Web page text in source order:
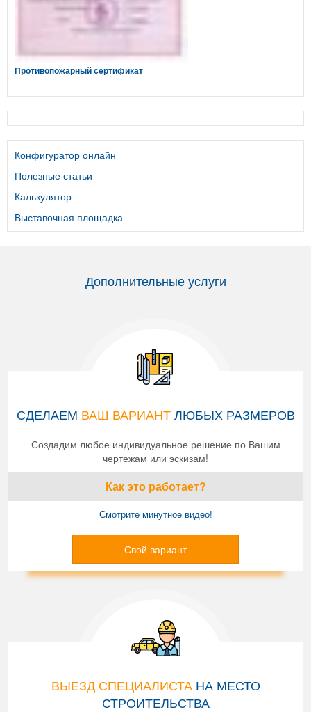
Противопожарный сертификат
Конфигуратор онлайн
Полезные статьи
Калькулятор
Выставочная площадка
Дополнительные услуги
СДЕЛАЕМ ВАШ ВАРИАНТЛЮБЫХ РАЗМЕРОВ
Создадим любое индивидуальное решение по Вашим
чертежам или эскизам!
Как это работает?
Смотрите минутное видео!
Свой вариант
ВЫЕЗД СПЕЦИАЛИСТАНА МЕСТО
СТРОИТЕЛЬСТВА